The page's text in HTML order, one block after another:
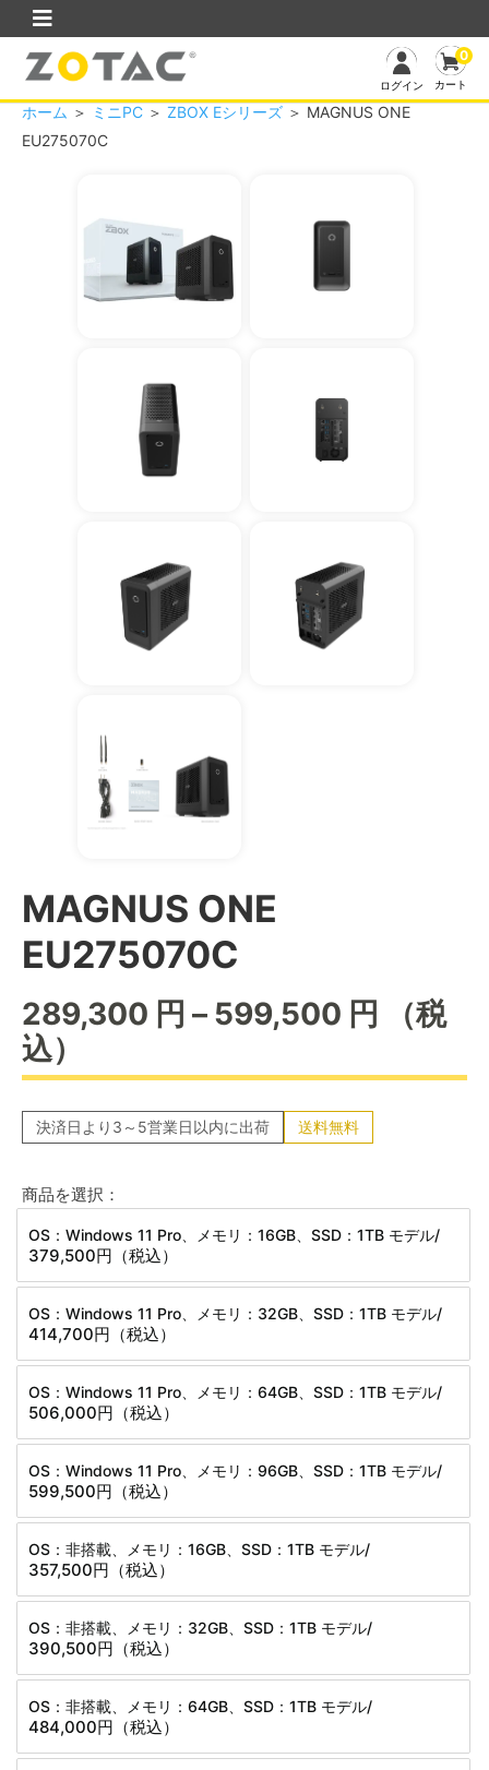
ログイン
0
カート
ホーム ＞ ミニPC ＞ZBOX Eシリーズ ＞ MAGNUS ONE
EU275070C
MAGNUS ONE
EU275070C
289,300 円 – 599,500 円
価
帯:
（税
込）
決済日より3～5営業日以内に出荷 送料無料
商品を選択：
OS：Windows 11 Pro、メモリ：16GB、SSD：1TB モデル/
379,500円 （税込）
OS：Windows 11 Pro、メモリ：32GB、SSD：1TB モデル/
414,700円 （税込）
OS：Windows 11 Pro、メモリ：64GB、SSD：1TB モデル/
506,000円 （税込）
OS：Windows 11 Pro、メモリ：96GB、SSD：1TB モデル/
599,500円 （税込）
OS：非搭載、メモリ：16GB、SSD：1TB モデル/
357,500円 （税込）
OS：非搭載、メモリ：32GB、SSD：1TB モデル/
390,500円 （税込）
OS：非搭載、メモリ：64GB、SSD：1TB モデル/
484,000円 （税込）